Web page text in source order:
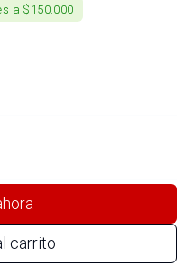
a $150.000
carrito